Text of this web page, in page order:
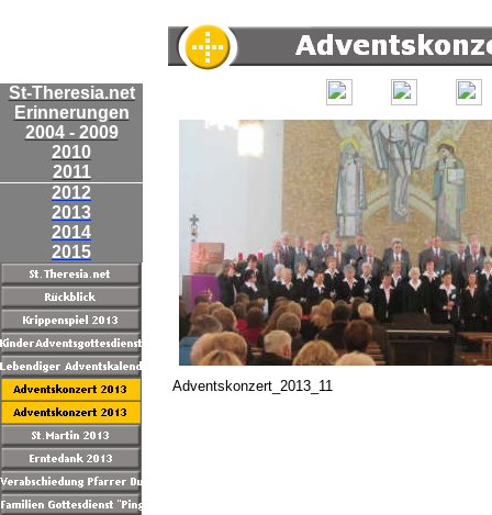
St-Theresia.net
Erinnerungen
2004 - 2009
2010
2011
2012
2013
2014
2015
Adventskonzert_2013_11